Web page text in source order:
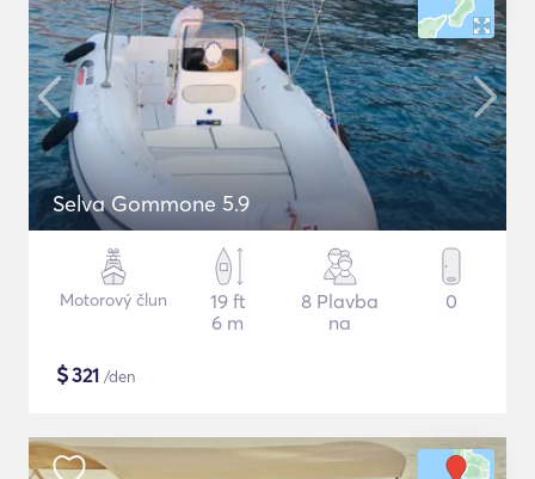
Selva Gommone 5.9
Motorový člun
19 ft
6 m
8 Plavba
na
0
$321 /den